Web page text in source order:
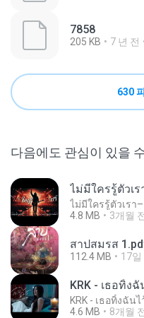
7858
205 KB 7 년 전
630
다음에도 관심이 있을
4.8 MB
3개월
สาปสมรส
112.4 MB 17일
KRK - เธอทิ้ง
KRK - เธอทิ้งฉันไ
4.6 MB
8개월